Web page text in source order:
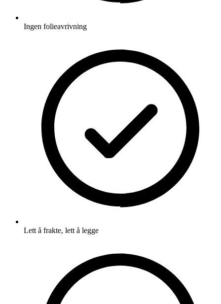
Ingen folieavrivning
Lett å frakte, lett å legge